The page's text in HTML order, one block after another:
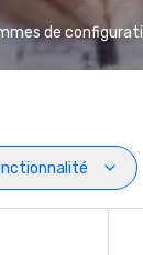
de